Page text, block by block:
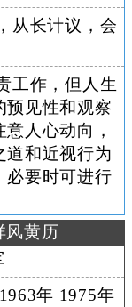
从长计议，会
工作，但人生
预见性和观察
人心动向，
道和近视行为
必要时可进行
风黄历
年 1975年